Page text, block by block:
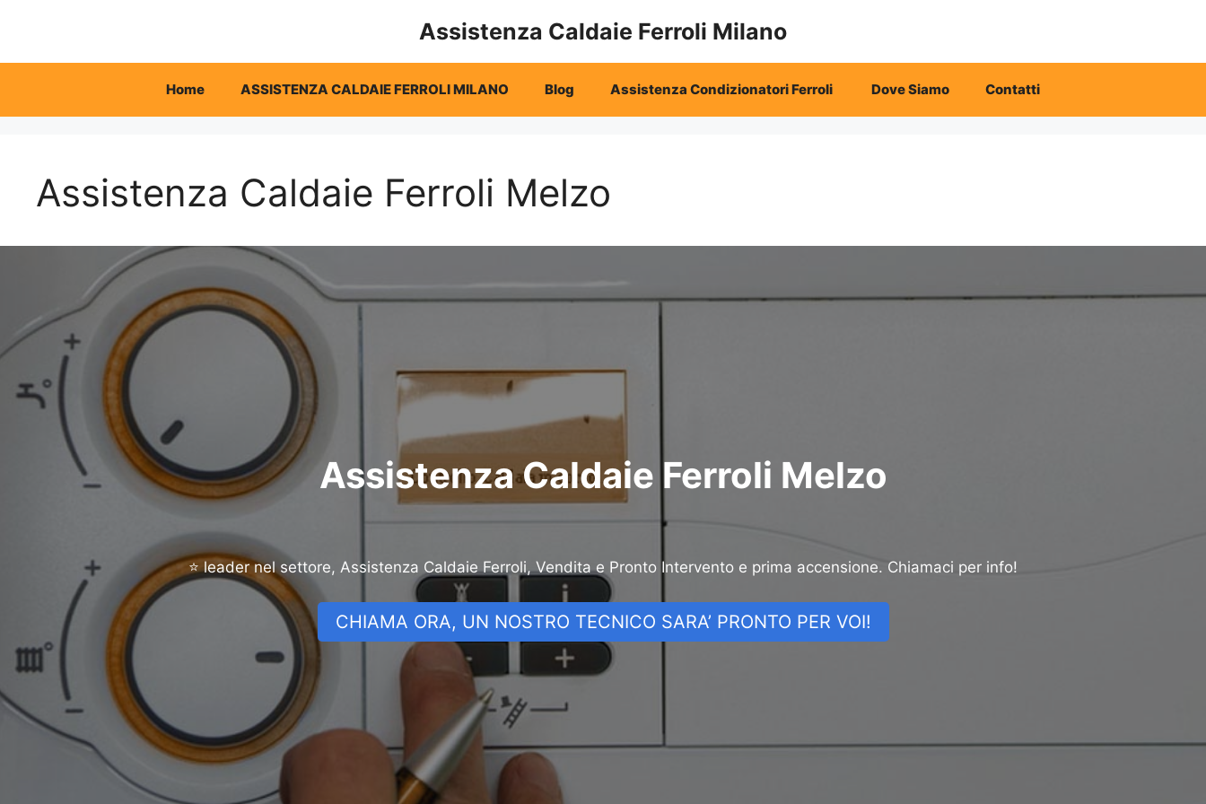
Assistenza Caldaie Ferroli Milano
Home ASSISTENZA CALDAIE FERROLI MILANO Blog Assistenza Condizionatori Ferroli Dove Siamo Contatti
Assistenza Caldaie Ferroli Melzo
Assistenza Caldaie Ferroli Melzo
⭐ leader nel settore, Assistenza Caldaie Ferroli, Vendita e Pronto Intervento e prima accensione. Chiamaci per info!
CHIAMA ORA, UN NOSTRO TECNICO SARA’ PRONTO PER VOI!